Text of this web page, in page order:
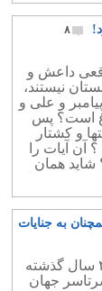
۸
داعش و
نیستند،
و علی و
است؟ پس
و کشتار
آن آیات را
شاید همان
یک ماه
دهه محرم
نو نمی
پهلوی!
تر است!
به جنایات
دفع جنایات داعش در مدت ۴ سال گذشته
جهان